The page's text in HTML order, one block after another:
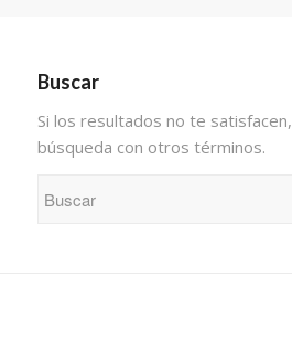
Buscar
Si los resultados no te
búsqueda con otros términos.